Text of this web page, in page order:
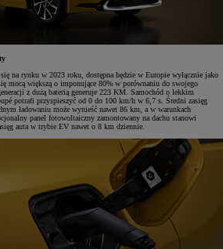
na rynku w 2023 roku, dostępna będzie w Europie wyłącznie jako
mocą większą o imponujące 80% w porównaniu do swojego
z dużą baterią generuje 223 KM. Samochód o lekkim
potrafi przyspieszyć od 0 do 100 km/h w 6,7 s. Średni zasięg
ładowaniu może wynieść nawet 86 km, a w warunkach
panel fotowoltaiczny zamontowany na dachu stanowi
auta w trybie EV nawet o 8 km dziennie.